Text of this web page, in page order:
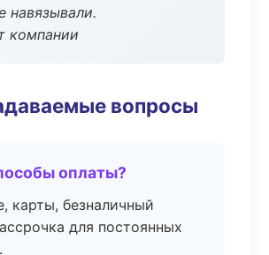
навязывали.
компании
вопросы
оплаты?
карты, безналичный
для постоянных